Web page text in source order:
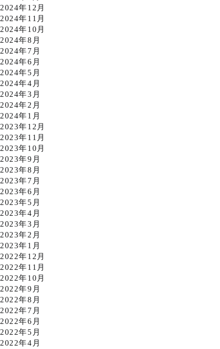
2024年12月
2024年11月
2024年10月
2024年8月
2024年7月
2024年6月
2024年5月
2024年4月
2024年3月
2024年2月
2024年1月
2023年12月
2023年11月
2023年10月
2023年9月
2023年8月
2023年7月
2023年6月
2023年5月
2023年4月
2023年3月
2023年2月
2023年1月
2022年12月
2022年11月
2022年10月
2022年9月
2022年8月
2022年7月
2022年6月
2022年5月
2022年4月